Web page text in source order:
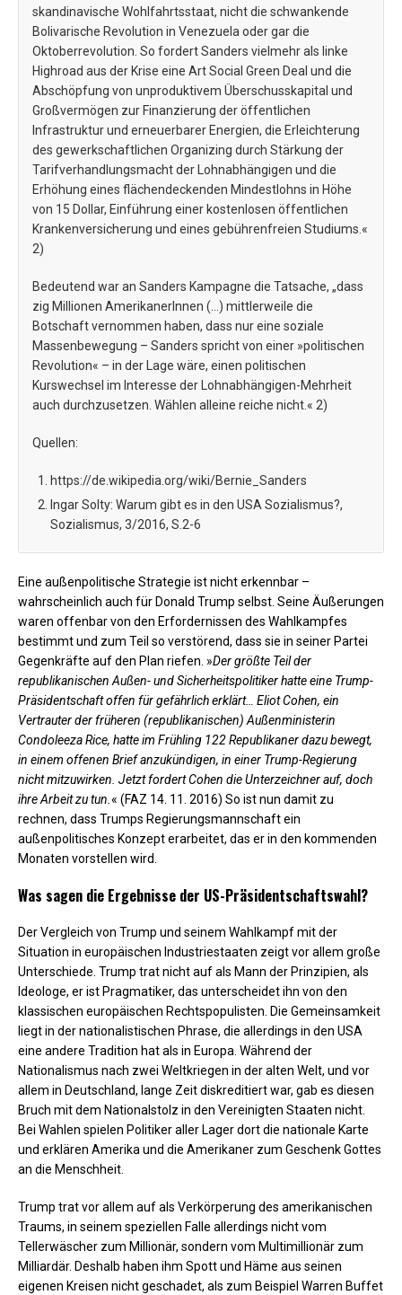
skandinavische Wohlfahrtsstaat, nicht die schwankende
Bolivarische Revolution in Venezuela oder gar die
Oktoberrevolution. So fordert Sanders vielmehr als linke
Highroad aus der Krise eine Art Social Green Deal und die
Abschöpfung von unproduktivem Überschusskapital und
Großvermögen zur Finanzierung der öffentlichen
Infrastruktur und erneuerbarer Energien, die Erleichterung
des gewerkschaftlichen Organizing durch Stärkung der
Tarifverhandlungsmacht der Lohnabhängigen und die
Erhöhung eines flächendeckenden Mindestlohns in Höhe
von 15 Dollar, Einführung einer kostenlosen öffentlichen
Krankenversicherung und eines gebührenfreien Studiums.«
2)
Bedeutend war an Sanders Kampagne die Tatsache, „dass
zig Millionen AmerikanerInnen (…) mittlerweile die
Botschaft vernommen haben, dass nur eine soziale
Massenbewegung – Sanders spricht von einer »politischen
Revolution« – in der Lage wäre, einen politischen
Kurswechsel im Interesse der Lohnabhängigen-Mehrheit
auch durchzusetzen. Wählen alleine reiche nicht.« 2)
Quellen:
https://de.wikipedia.org/wiki/Bernie_Sanders
Ingar Solty: Warum gibt es in den USA Sozialismus?,
Sozialismus, 3/2016, S.2-6
Eine außenpolitische Strategie ist nicht erkennbar –
wahrscheinlich auch für Donald Trump selbst. Seine Äußerungen
waren offenbar von den Erfordernissen des Wahlkampfes
bestimmt und zum Teil so verstörend, dass sie in seiner Partei
Gegenkräfte auf den Plan riefen. »Der größte Teil der
republikanischen Außen- und Sicherheitspolitiker hatte eine Trump-
Präsidentschaft offen für gefährlich erklärt… Eliot Cohen, ein
Vertrauter der früheren (republikanischen) Außenministerin
Condoleeza Rice, hatte im Frühling 122 Republikaner dazu bewegt,
in einem offenen Brief anzukündigen, in einer Trump-Regierung
nicht mitzuwirken. Jetzt fordert Cohen die Unterzeichner auf, doch
ihre Arbeit zu tun. « (FAZ 14. 11. 2016) So ist nun damit zu
rechnen, dass Trumps Regierungsmannschaft ein
außenpolitisches Konzept erarbeitet, das er in den kommenden
Monaten vorstellen wird.
Was sagen die Ergebnisse der US-Präsidentschaftswahl?
Der Vergleich von Trump und seinem Wahlkampf mit der
Situation in europäischen Industriestaaten zeigt vor allem große
Unterschiede. Trump trat nicht auf als Mann der Prinzipien, als
Ideologe, er ist Pragmatiker, das unterscheidet ihn von den
klassischen europäischen Rechtspopulisten. Die Gemeinsamkeit
liegt in der nationalistischen Phrase, die allerdings in den USA
eine andere Tradition hat als in Europa. Während der
Nationalismus nach zwei Weltkriegen in der alten Welt, und vor
allem in Deutschland, lange Zeit diskreditiert war, gab es diesen
Bruch mit dem Nationalstolz in den Vereinigten Staaten nicht.
Bei Wahlen spielen Politiker aller Lager dort die nationale Karte
und erklären Amerika und die Amerikaner zum Geschenk Gottes
an die Menschheit.
Trump trat vor allem auf als Verkörperung des amerikanischen
Traums, in seinem speziellen Falle allerdings nicht vom
Tellerwäscher zum Millionär, sondern vom Multimillionär zum
Milliardär. Deshalb haben ihm Spott und Häme aus seinen
eigenen Kreisen nicht geschadet, als zum Beispiel Warren Buffet